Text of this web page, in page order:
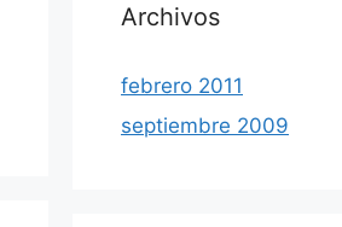
Archivos
febrero 2011
septiembre 2009